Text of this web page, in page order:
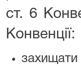
ст. 6
Конвенції:
захищати